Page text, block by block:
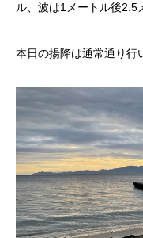
ル、波は1メートル後2.5
本日の揚降は通常通り行